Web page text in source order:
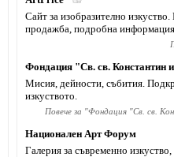
Сайт за изобразително
продажба, подробна
Фондация "Св. св. Константин
Мисия, дейности, събития.
изкуството.
Повече за "Фондация "Св. св.
Национален Арт Форум
Галерия за съвременно